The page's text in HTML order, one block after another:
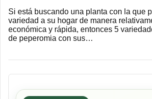
Si está buscando una planta con la que
variedad a su hogar de manera
económica y rápida, entonces 5
de peperomia con sus…